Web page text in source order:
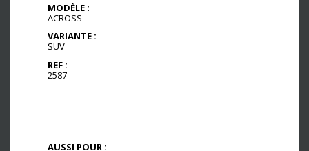
MODÈLE :
ACROSS
VARIANTE :
SUV
REF :
2587
AUSSI POUR :